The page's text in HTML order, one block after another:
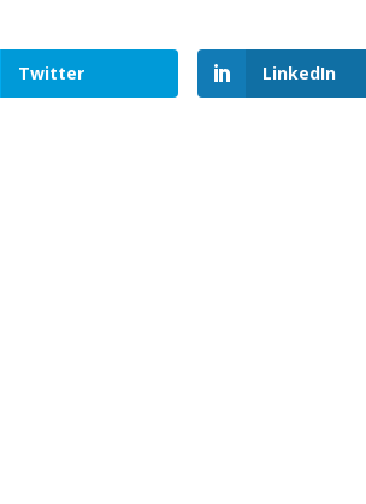
Twitter LinkedIn